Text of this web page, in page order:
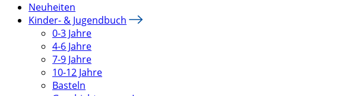
Neuheiten
Kinder- & Jugendbuch
0-3 Jahre
4-6 Jahre
7-9 Jahre
10-12 Jahre
Basteln